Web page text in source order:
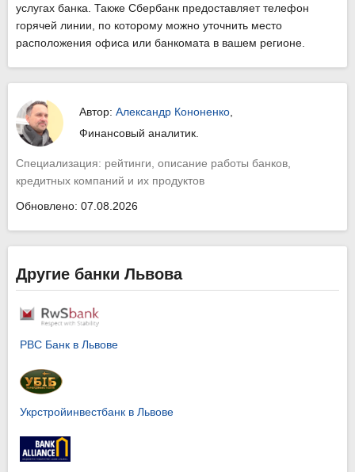
услугах банка. Также Сбербанк предоставляет телефон
горячей линии, по которому можно уточнить место
расположения офиса или банкомата в вашем регионе.
Автор: Александр Кононенко
Финансовый аналитик.
Специализация: рейтинги, описание работы банков,
кредитных компаний и их продуктов
Обновлено: 07.08.2026
Другие банки Львова
РВС Банк в Львове
Укрстройинвестбанк в Львове